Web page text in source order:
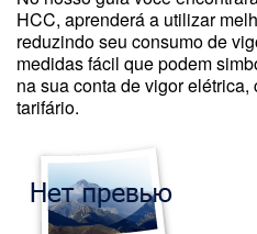
HCC, aprenderá a utilizar
reduzindo seu consumo de
medidas fácil que podem
na sua conta de vigor
tarifário.